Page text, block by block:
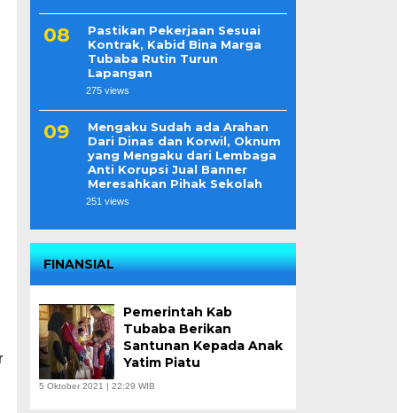
Pastikan Pekerjaan Sesuai
Kontrak, Kabid Bina Marga
Tubaba Rutin Turun
Lapangan
275 views
Mengaku Sudah ada Arahan
Dari Dinas dan Korwil, Oknum
yang Mengaku dari Lembaga
Anti Korupsi Jual Banner
Meresahkan Pihak Sekolah
251 views
FINANSIAL
Pemerintah Kab
Tubaba Berikan
Santunan Kepada Anak
Yatim Piatu
5 Oktober 2021 | 22:29 WIB